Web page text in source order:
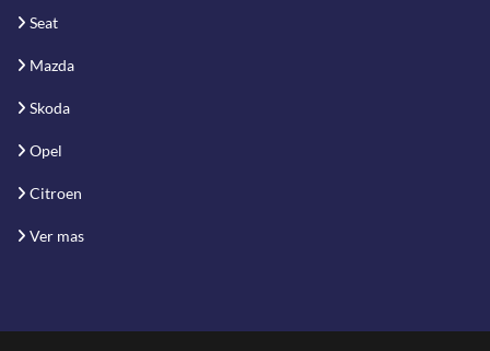
Seat
Mazda
Skoda
Opel
Citroen
Ver mas